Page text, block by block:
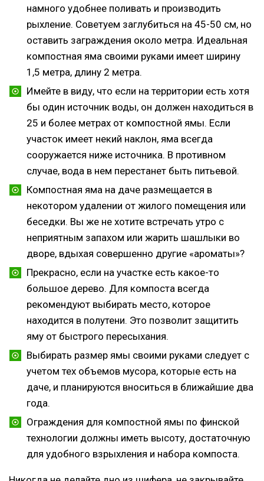
намного удобнее поливать и производить
рыхление. Советуем заглубиться на 45-50 см, но
оставить заграждения около метра. Идеальная
компостная яма своими руками имеет ширину
1,5 метра, длину 2 метра.
Имейте в виду, что если на территории есть хотя
бы один источник воды, он должен находиться в
25 и более метрах от компостной ямы. Если
участок имеет некий наклон, яма всегда
сооружается ниже источника. В противном
случае, вода в нем перестанет быть питьевой.
Компостная яма на даче размещается в
некотором удалении от жилого помещения или
беседки. Вы же не хотите встречать утро с
неприятным запахом или жарить шашлыки во
дворе, вдыхая совершенно другие «ароматы»?
Прекрасно, если на участке есть какое-то
большое дерево. Для компоста всегда
рекомендуют выбирать место, которое
находится в полутени. Это позволит защитить
яму от быстрого пересыхания.
Выбирать размер ямы своими руками следует с
учетом тех объемов мусора, которые есть на
даче, и планируются вноситься в ближайшие два
года.
Ограждения для компостной ямы по финской
технологии должны иметь высоту, достаточную
для удобного взрыхления и набора компоста.